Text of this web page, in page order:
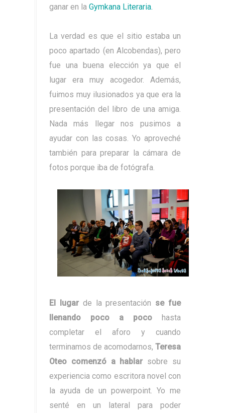
ganar en la Gymkana Literaria.
La verdad es que el sitio estaba un
poco apartado (en Alcobendas), pero
fue una buena elección ya que el
lugar era muy acogedor. Además,
fuimos muy ilusionados ya que era la
presentación del libro de una amiga.
Nada más llegar nos pusimos a
ayudar con las cosas. Yo aproveché
también para preparar la cámara de
fotos porque iba de fotógrafa.
El lugarde la presentación se fue
llenando poco a poco hasta
completar el aforo y cuando
terminamos de acomodarnos, Teresa
Oteo comenzó a hablar sobre su
experiencia como escritora novel con
la ayuda de un powerpoint. Yo me
senté en un lateral para poder